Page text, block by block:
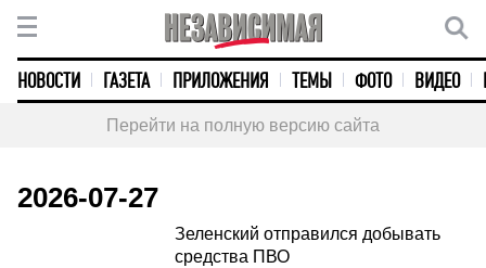
НОВОСТИ ГАЗЕТА ПРИЛОЖЕНИЯ ТЕМЫ ФОТО ВИДЕО
Перейти на полную версию сайта
2026-07-27
Зеленский отправился добывать
средства ПВО